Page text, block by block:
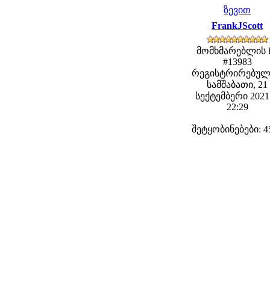
ზევით
FrankJScott
მომხმარებლის
#13983
სამშაბათი, 21
სექტემბერი
22:29
შეტყობინებები: